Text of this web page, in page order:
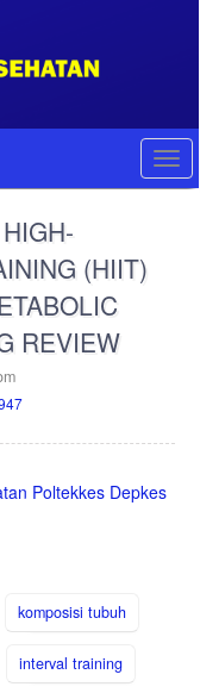
(HIIT)
REVIEW
Poltekkes Depkes
komposisi tubuh
interval training